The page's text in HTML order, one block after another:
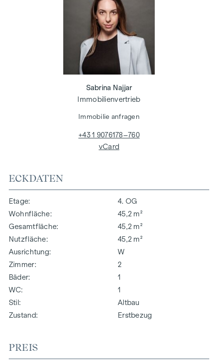
ECKDATEN
Etage
4. OG
Wohnfläche
45,2 m²
Gesamtfläche
45,2 m²
Nutzfläche
45,2 m²
Ausrichtung
W
Zimmer
2
Bäder
1
WC
1
Stil
Altbau
Zustand
Erstbezug
PREIS
Sabrina Najjar
Immobilienvertrieb
Immobilie anfragen
+43 1 9076178–760
vCard